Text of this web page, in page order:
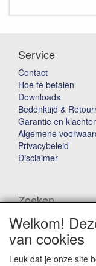
Service
Contact
Hoe te betalen
Downloads
Bedenktijd &
Garantie en
Algemene
Privacybeleid
Disclaimer
Zoeken
Waar ben je
Welkom!
van cookies
Leuk dat je onze site